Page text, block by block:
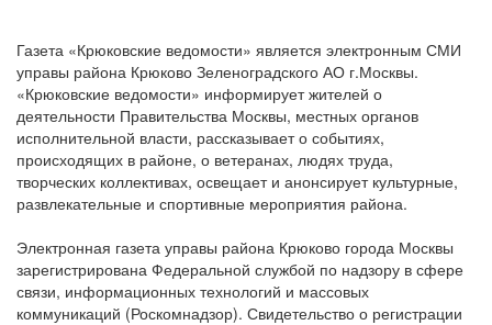
Газета «Крюковские ведомости» является электронным СМИ
управы района Крюково Зеленоградского АО г.Москвы.
«Крюковские ведомости» информирует жителей о
деятельности Правительства Москвы, местных органов
исполнительной власти, рассказывает о событиях,
происходящих в районе, о ветеранах, людях труда,
творческих коллективах, освещает и анонсирует культурные,
развлекательные и спортивные мероприятия района.
Электронная газета управы района Крюково города Москвы
зарегистрирована Федеральной службой по надзору в сфере
связи, информационных технологий и массовых
коммуникаций (Роскомнадзор). Свидетельство о регистрации